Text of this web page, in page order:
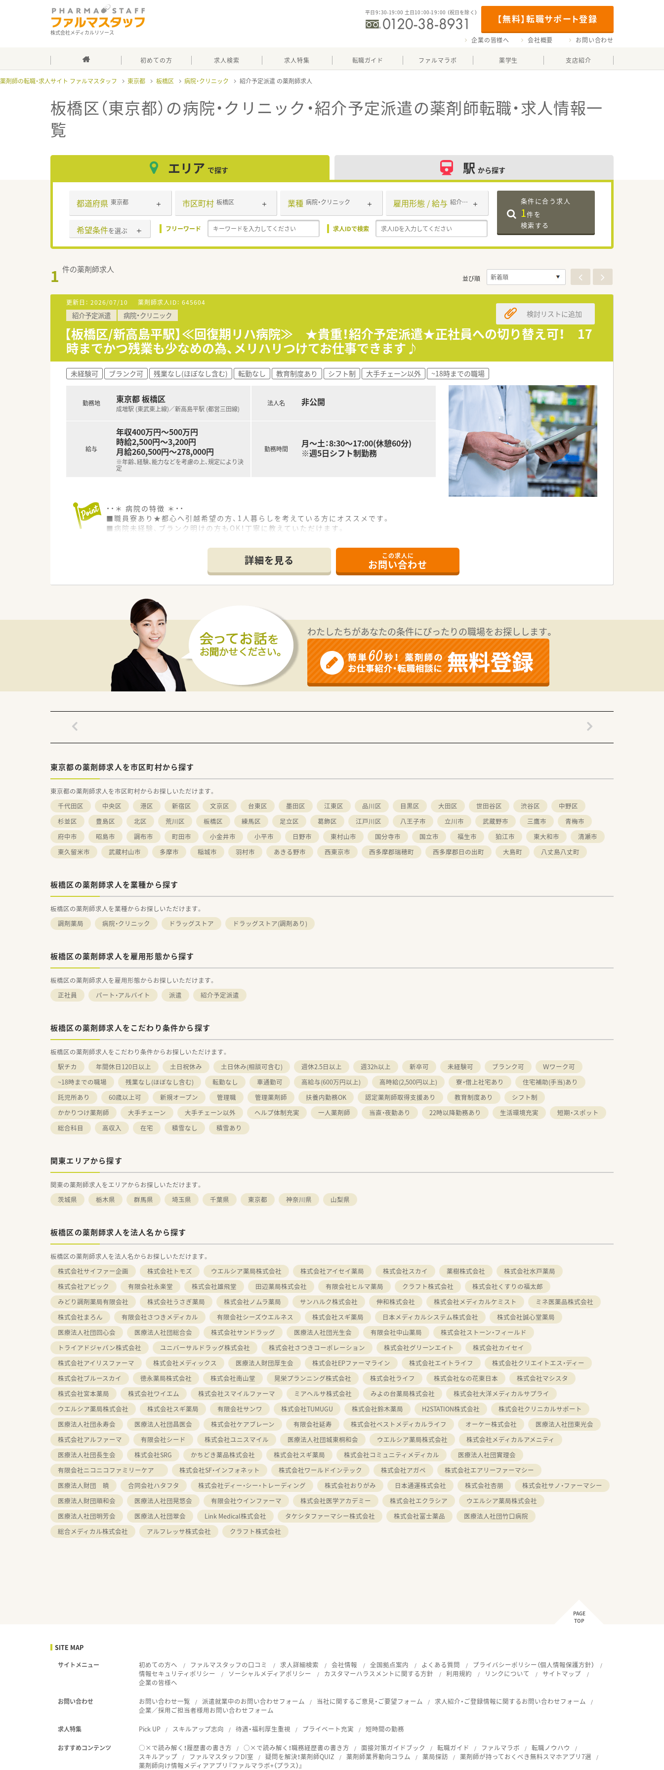
株式会社メディカルリソース
【無料】転職サポート登録
平日9：30-19：00 土日10：00-19：00 （祝日を除く）
企業の皆様へ 会社概要 お問い合わせ
初めての方 求人検索 求人特集 転職ガイド ファルマラボ 薬学生 支店紹介
薬剤師の転職・求人サイト ファルマスタッフ 東京都 板橋区 病院・クリニック 紹介予定派遣
板橋区（東京都）の病院・クリニック・紹介予定派遣の薬剤師転職・求人情報一
覧
エリア で探す 駅 から探す
都道府県 東京都 市区町村 板橋区 業種 病院・クリニック 雇用形態 / 給与 紹介予定派遣
希望条件を選ぶ フリーワード 求人IDで検索
条件に合う求人
1件を
検索する
1 件の薬剤師求人
並び順
更新日： 2026/07/10 薬剤師求人ID： 645604
紹介予定派遣 病院・クリニック
【板橋区/新高島平駅】≪回復期リハ病院≫ ★貴重！紹介予定派遣★正社員への切り替え可！ 17
時までかつ残業も少なめの為、メリハリつけてお仕事できます♪
検討リストに追加
未経験可 ブランク可 残業なし(ほぼなし含む) 転勤なし 教育制度あり シフト制 大手チェーン以外 ~18時までの職場
勤務地 東京都 板橋区
成増駅 (東武東上線)／新高島平駅 (都営三田線)
給与
年収400万円～500万円
時給2,500円～3,200円
月給260,500円～278,000円
※年齢、経験、能力などを考慮の上、規定により決
定
法人名 非公開
勤務時間
月～土：8:30～17:00(休憩60分)
※週5日シフト制勤務
・・＊ 病院の特徴 ＊・・
■職員寮あり★都心へ引越希望の方、1人暮らしを考えている方にオススメです。
■病院未経験、ブランク明けの方もOK！丁寧に教えていただけます。
■病院だけでなく、クリニック、訪問看護、老人保健施設、居宅介護支援事業なども法人で運営しており、将来的には興味のある部署で働
■成増駅から社員専用バスがでています。
帰り：17:30/18:00/18:30
■残業は殆どありません。残業になった場合は、1分単位の支給になります。
■年間休日110日＋夏季休暇2日
詳細を見る この求人に
お問い合わせ
わたしたちがあなたの条件にぴったりの職場をお探しします。
東京都の薬剤師求人を市区町村から探す
東京都の薬剤師求人を市区町村からお探しいただけます。
千代田区
中央区 港区 新宿区 文京区 台東区 墨田区 江東区 品川区 目黒区 大田区 世田谷区 渋谷区
中野区
杉並区
豊島区 北区 荒川区 板橋区 練馬区 足立区 葛飾区 江戸川区 八王子市 立川市 武蔵野市 三鷹市
青梅市
府中市
昭島市 調布市 町田市 小金井市 小平市 日野市 東村山市 国分寺市 国立市 福生市 狛江市 東大和市
清瀬市
東久留米市
武蔵村山市 多摩市 稲城市 羽村市 あきる野市 西東京市 西多摩郡瑞穂町 西多摩郡日の出町 大島町 八丈島八丈町
板橋区の薬剤師求人を業種から探す
板橋区の薬剤師求人を業種からお探しいただけます。
調剤薬局
病院・クリニック ドラッグストア ドラッグストア(調剤あり)
板橋区の薬剤師求人を雇用形態から探す
板橋区の薬剤師求人を雇用形態からお探しいただけます。
正社員
パート・アルバイト 派遣 紹介予定派遣
板橋区の薬剤師求人をこだわり条件から探す
板橋区の薬剤師求人をこだわり条件からお探しいただけます。
駅チカ
年間休日120日以上 土日祝休み 土日休み(相談可含む) 週休2.5日以上 週32h以上 新卒可 未経験可 ブランク可
Ｗワーク可
~18時までの職場
残業なし(ほぼなし含む) 転勤なし 車通勤可 高給与(600万円以上) 高時給(2,500円以上) 寮・借上社宅あり
住宅補助(手当)あり
託児所あり
60歳以上可 新規オープン 管理職 管理薬剤師 扶養内勤務OK 認定薬剤師取得支援あり 教育制度あり
シフト制
かかりつけ薬剤師
大手チェーン 大手チェーン以外 ヘルプ体制充実 一人薬剤師 当直・夜勤あり 22時以降勤務あり 生活環境充実
短期・スポット
総合科目
高収入 在宅 積雪なし 積雪あり
関東エリアから探す
関東の薬剤師求人をエリアからお探しいただけます。
茨城県
栃木県 群馬県 埼玉県 千葉県 東京都 神奈川県 山梨県
板橋区の薬剤師求人を法人名から探す
板橋区の薬剤師求人を法人名からお探しいただけます。
株式会社サイファー企画
株式会社トモズ ウエルシア薬局株式会社 株式会社アイセイ薬局 株式会社スカイ 薬樹株式会社
株式会社水戸薬局
株式会社アビック
有限会社永楽堂 株式会社雄飛堂 田辺薬局株式会社 有限会社ヒルマ薬局 クラフト株式会社
株式会社くすりの福太郎
みどり調剤薬局有限会社
株式会社うさぎ薬局 株式会社ノムラ薬局 サンハルク株式会社 伸和株式会社 株式会社メディカルケミスト
ミネ医薬品株式会社
株式会社まろん
有限会社さつきメディカル 有限会社シーズウエルネス 株式会社スギ薬局 日本メディカルシステム株式会社
株式会社誠心堂薬局
医療法人社団回心会
医療法人社団総合会 株式会社サンドラッグ 医療法人社団光生会 有限会社中山薬局
株式会社ストーン・フィールド
トライアドジャパン株式会社
ユニバーサルドラッグ株式会社 株式会社さつきコーポレーション 株式会社グリーンエイト
株式会社カイセイ
株式会社アイリスファーマ
株式会社メディックス 医療法人財団厚生会 株式会社EPファーマライン 株式会社エイトライフ
株式会社クリエイトエス・ディー
株式会社ブルースカイ
徳永薬局株式会社 株式会社南山堂 晃栄プランニング株式会社 株式会社ライフ 株式会社なの花東日本
株式会社マシスタ
株式会社宮本薬局
株式会社ワイエム 株式会社スマイルファーマ ミアヘルサ株式会社 みよの台薬局株式会社
株式会社大洋メディカルサプライ
ウエルシア薬局株式会社
株式会社スギ薬局 有限会社サンワ 株式会社TUMUGU 株式会社鈴木薬局 H2STATION株式会社
株式会社クリニカルサポート
医療法人社団永寿会
医療法人社団昌医会 株式会社ケアブレーン 有限会社延寿 株式会社ベストメディカルライフ オーケー株式会社
医療法人社団東光会
株式会社アルファーマ
有限会社シード 株式会社ユニスマイル 医療法人社団城東桐和会 ウエルシア薬局株式会社
株式会社メディカルアメニティ
医療法人社団長生会
株式会社SRG かちどき薬品株式会社 株式会社スギ薬局 株式会社コミュニティメディカル
医療法人社団實理会
有限会社ニコニコファミリーケア
株式会社SF・インフォネット 株式会社ワールドインテック 株式会社アガペ
株式会社エアリーファーマシー
医療法人財団 暁
合同会社ハタフタ 株式会社ディー・シー・トレーディング 株式会社おりがみ 日本通運株式会社 株式会社杏朋
株式会社サノ・ファーマシー
医療法人財団順和会
医療法人社団晃悠会 有限会社ウインファーマ 株式会社医学アカデミー 株式会社エクラシア
ウエルシア薬局株式会社
医療法人社団明芳会
医療法人社団翠会 Link Medical株式会社 タケシタファーマシー株式会社 株式会社富士薬品
医療法人社団竹口病院
総合メディカル株式会社
アルフレッサ株式会社 クラフト株式会社
PAGE
TOP
SITE MAP
サイトメニュー 初めての方へ ファルマスタッフの口コミ 求人詳細検索 会社情報 全国拠点案内 よくある質問
プライバシーポリシー（個人情報保護方針）
情報セキュリティポリシー
ソーシャルメディアポリシー カスタマーハラスメントに関する方針 利用規約 リンクについて
サイトマップ
企業の皆様へ
お問い合わせ お問い合わせ一覧 派遣就業中のお問い合わせフォーム 当社に関するご意見・ご要望フォーム
求人紹介・ご登録情報に関するお問い合わせフォーム
企業／採用ご担当者様用お問い合わせフォーム
求人特集 Pick UP スキルアップ志向 待遇・福利厚生重視 プライベート充実 短時間の勤務
おすすめコンテンツ ○×で読み解く！履歴書の書き方 ○×で読み解く！職務経歴書の書き方 面接対策ガイドブック 転職ガイド ファルマラボ
転職ノウハウ
スキルアップ
ファルマスタッフDI室 疑問を解決！薬剤師QUIZ 薬剤師業界動向コラム 薬局探訪
薬剤師が持っておくべき無料スマホアプリ7選
薬剤師向け情報メディアアプリ『ファルマラボ+（プラス）』